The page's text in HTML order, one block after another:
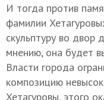
И тогда против
фамилии
скульптуру во двор
мнению, она будет
Власти города
композицию
Хетагуровы, этого